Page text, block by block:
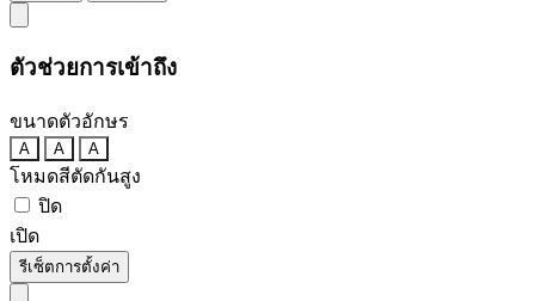
ตัวช่วยการเข้าถึง
ขนาดตัวอักษร
A A A
โหมดสีตัดกันสูง
ปิด
เปิด
รีเซ็ตการตั้งค่า